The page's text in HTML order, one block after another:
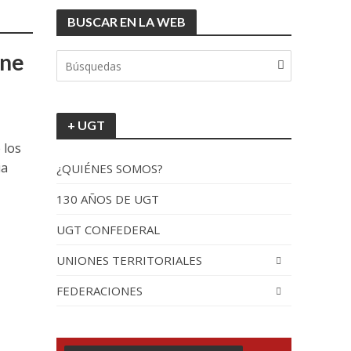
por España
los
BUSCAR EN LA WEB
+ UGT
¿QUIÉNES SOMOS?
130 AÑOS DE UGT
UGT CONFEDERAL
UNIONES TERRITORIALES
FEDERACIONES